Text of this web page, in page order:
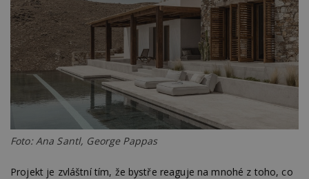
Foto: Ana Santl, George Pappas
Projekt je zvláštní tím, že bystře reaguje na mnohé z toho, co